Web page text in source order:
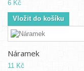
6 Kč
Vložit do košíku
Náramek
11 Kč